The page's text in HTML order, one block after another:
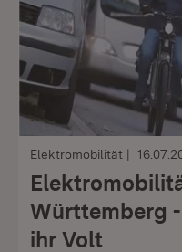
Elektromobilität
Württemberg
ihr Volt